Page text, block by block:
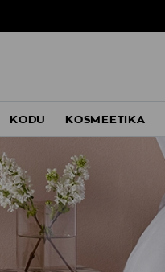
KODU KOSMEETIKA